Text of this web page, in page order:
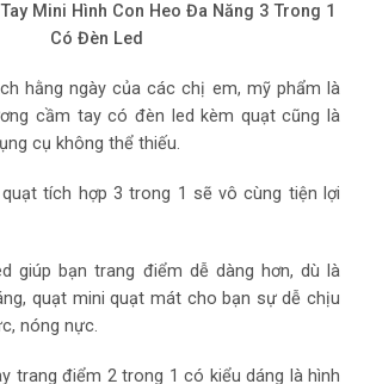
Mini Hình Con Heo Đa Năng 3 Trong 1
Có Đèn Led
hằng ngày của các chị em, mỹ phẩm là
cầm tay có đèn led kèm quạt cũng là
cụ không thể thiếu.
tích hợp 3 trong 1 sẽ vô cùng tiện lợi
giúp bạn trang điểm dễ dàng hơn, dù là
quạt mini quạt mát cho bạn sự dễ chịu
nóng nực.
trang điểm 2 trong 1 có kiểu dáng là hình